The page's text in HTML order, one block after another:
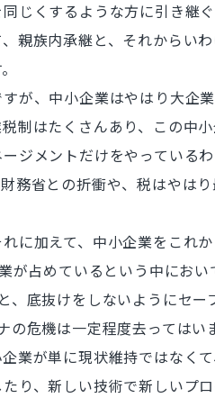
じくするような方に引き継
親族内承継と、それからい
が、中小企業はやはり大
制はたくさんあり、この中
ジメントだけをやっている
務省との折衝や、税はやは
に加えて、中小企業をこ
占めているという中にお
、底抜けをしないようにセ
の危機は一定程度去っては
業が単に現状維持ではなく
り、新しい技術で新しい